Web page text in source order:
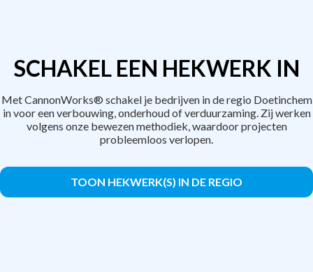
SCHAKEL EEN HEKWERK IN
Met CannonWorks® schakel je bedrijven in de regio Doetinchem
in voor een verbouwing, onderhoud of verduurzaming. Zij werken
volgens onze bewezen methodiek, waardoor projecten
probleemloos verlopen.
TOON HEKWERK(S) IN DE REGIO